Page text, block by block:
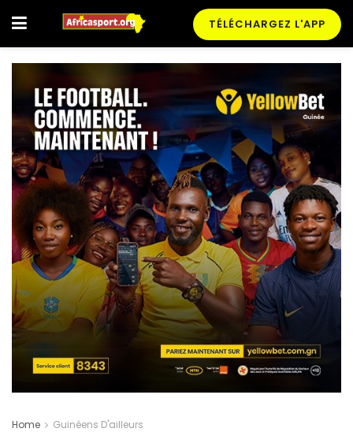
TÉLÉCHARGEZ L'APP
Home Guinéens D'ailleurs